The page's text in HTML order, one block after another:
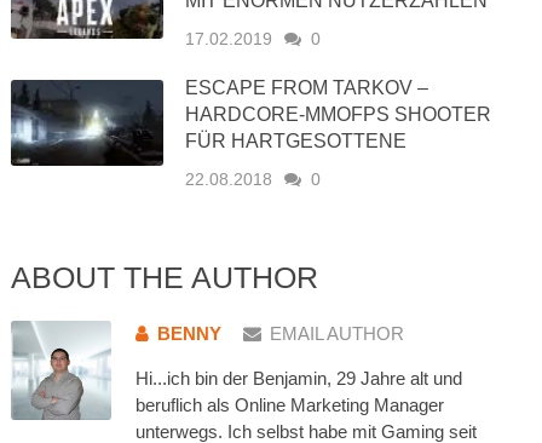
17.02.2019 0
ESCAPE FROM TARKOV –
HARDCORE-MMOFPS SHOOTER
FÜR HARTGESOTTENE
22.08.2018 0
ABOUT THE AUTHOR
BENNY EMAIL AUTHOR
Hi...ich bin der Benjamin, 29 Jahre alt und
beruflich als Online Marketing Manager
unterwegs. Ich selbst habe mit Gaming seit